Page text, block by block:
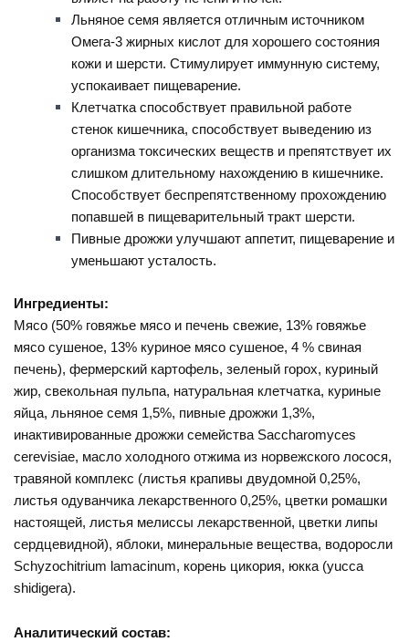
Льняное семя является отличным источником
Омега-3 жирных кислот для хорошего состояния
кожи и шерсти. Стимулирует иммунную систему,
успокаивает пищеварение.
Клетчатка способствует правильной работе
стенок кишечника, способствует выведению из
организма токсических веществ и препятствует их
слишком длительному нахождению в кишечнике.
Способствует беспрепятственному прохождению
попавшей в пищеварительный тракт шерсти.
Пивные дрожжи улучшают аппетит, пищеварение и
уменьшают усталость.
Ингредиенты:
Мясо (50% говяжье мясо и печень свежие, 13% говяжье
мясо сушеное, 13% куриное мясо сушеное, 4 % свиная
печень), фермерский картофель, зеленый горох, куриный
жир, свекольная пульпа, натуральная клетчатка, куриные
яйца, льняное семя 1,5%, пивные дрожжи 1,3%,
инактивированные дрожжи семейства Saccharomyces
cerevisiae, масло холодного отжима из норвежского лосося,
травяной комплекс (листья крапивы двудомной 0,25%,
листья одуванчика лекарственного 0,25%, цветки ромашки
настоящей, листья мелиссы лекарственной, цветки липы
сердцевидной), яблоки, минеральные вещества, водоросли
Schyzochitrium lamacinum, корень цикория, юкка (yucca
shidigera).
Аналитический состав: